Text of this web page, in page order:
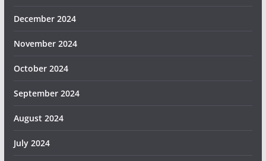
December 2024
November 2024
October 2024
September 2024
August 2024
July 2024